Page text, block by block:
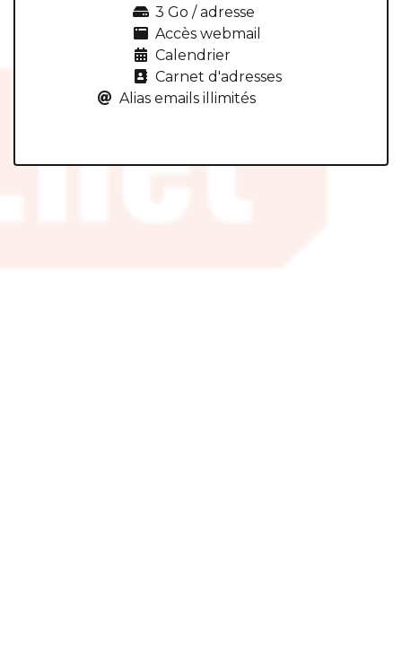
3 Go / adresse
Accès webmail
Calendrier
Carnet d'adresses
Alias emails illimités